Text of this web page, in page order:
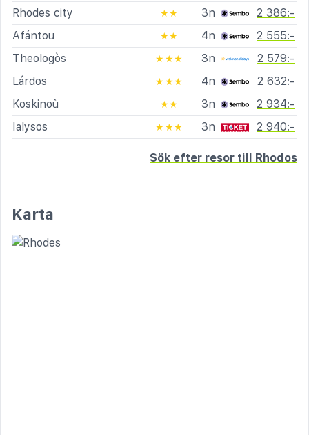
Rhodes city
★★ 3n
2 386:-
Afántou
★★ 4n
2 555:-
Theologòs
★★★ 3n
2 579:-
Lárdos
★★★ 4n
2 632:-
Koskinoù
★★ 3n
2 934:-
Ialysos
★★★ 3n 2 940:-
Sök efter resor till Rhodos
Karta